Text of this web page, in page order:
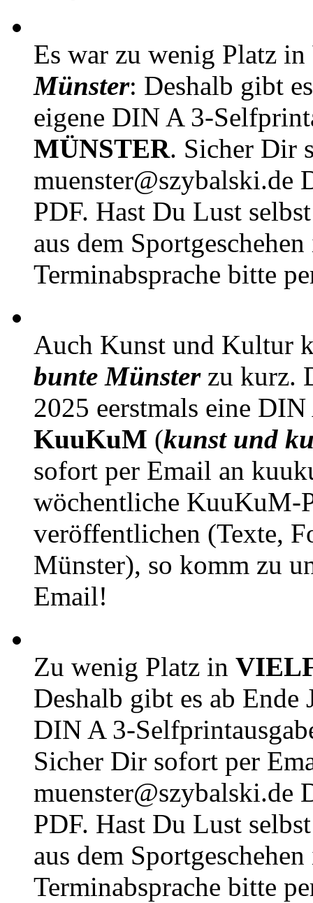
Es war zu wenig Platz in
Münster: Deshalb gibt
eigene DIN A 3-
MÜNSTER. Sicher Dir
muenster@szybalski.de
PDF. Hast Du Lust
aus dem
Terminabsprache bitte
Auch Kunst und Kultur
bunte Münsterzu kurz.
2025 eerstmals eine
KuuKuM (kunst und
sofort per Email an
wöchentliche KuuKuM-
veröffentlichen (Texte,
Münster), so komm zu
Email!
Zu wenig Platz in
Deshalb gibt es ab Ende
DIN A 3-
Sicher Dir sofort per
muenster@szybalski.de
PDF. Hast Du Lust
aus dem
Terminabsprache bitte